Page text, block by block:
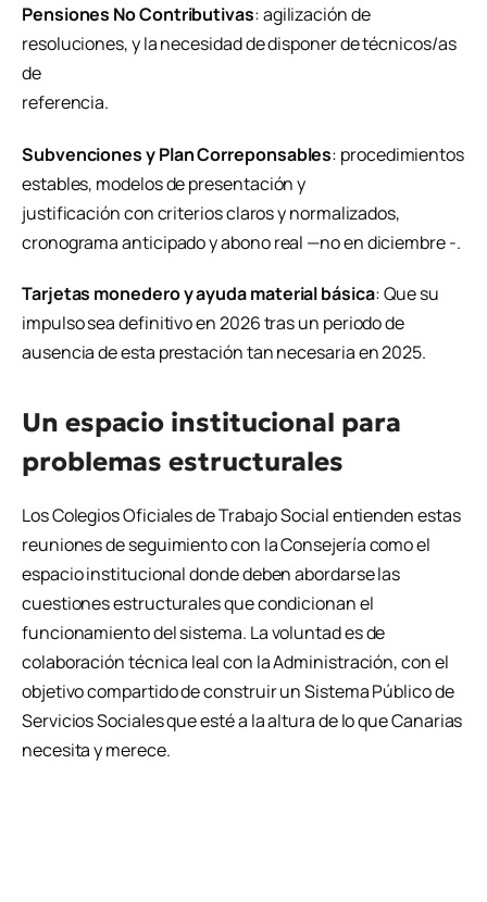
Pensiones No Contributivas: agilización de
resoluciones, y la necesidad de disponer de técnicos/as
de
referencia.
Subvenciones y Plan Correponsables: procedimientos
estables, modelos de presentación y
justificación con criterios claros y normalizados,
cronograma anticipado y abono real —no en diciembre -.
Tarjetas monedero y ayuda material básica: Que su
impulso sea definitivo en 2026 tras un periodo de
ausencia de esta prestación tan necesaria en 2025.
Un espacio institucional para
problemas estructurales
Los Colegios Oficiales de Trabajo Social entienden estas
reuniones de seguimiento con la Consejería como el
espacio institucional donde deben abordarse las
cuestiones estructurales que condicionan el
funcionamiento del sistema. La voluntad es de
colaboración técnica leal con la Administración, con el
objetivo compartido de construir un Sistema Público de
Servicios Sociales que esté a la altura de lo que Canarias
necesita y merece.